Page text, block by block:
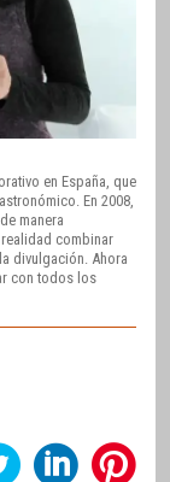
en España, que
En 2008,
manera
combinar
divulgación. Ahora
con todos los